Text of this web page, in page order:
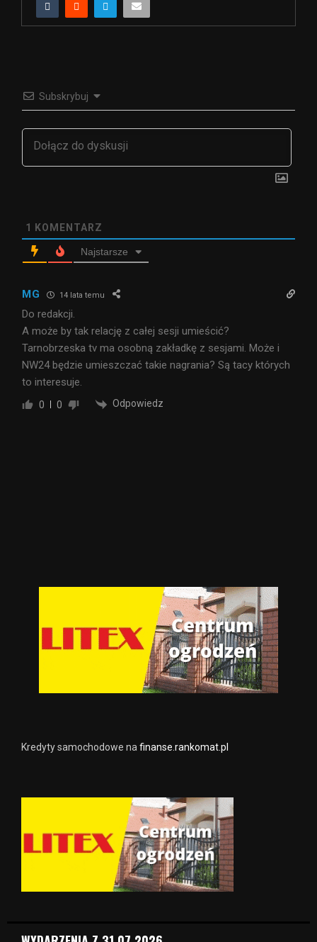
Subskrybuj
1 KOMENTARZ
Najstarsze
MG 14 lata temu
Do redakcji.
A może by tak relację z całej sesji umieścić?
Tarnobrzeska tv ma osobną zakładkę z sesjami. Może i
NW24 będzie umieszczać takie nagrania? Są tacy których
to interesuje.
0 0 Odpowiedz
Kredyty samochodowe na finanse.rankomat.pl